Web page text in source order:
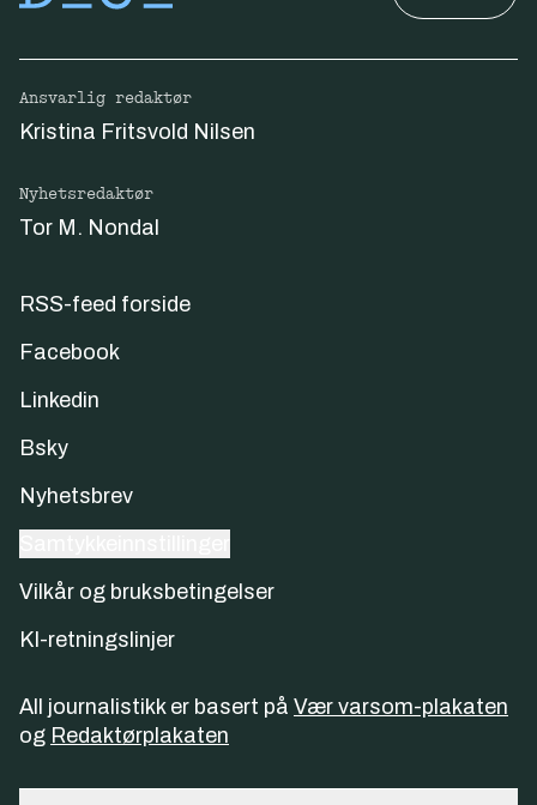
Ansvarlig redaktør
Kristina Fritsvold Nilsen
Nyhetsredaktør
Tor M. Nondal
RSS-feed forside
Facebook
Linkedin
Bsky
Nyhetsbrev
Vilkår og bruksbetingelser
KI-retningslinjer
All journalistikk er basert på Vær varsom-plakaten
og Redaktørplakaten